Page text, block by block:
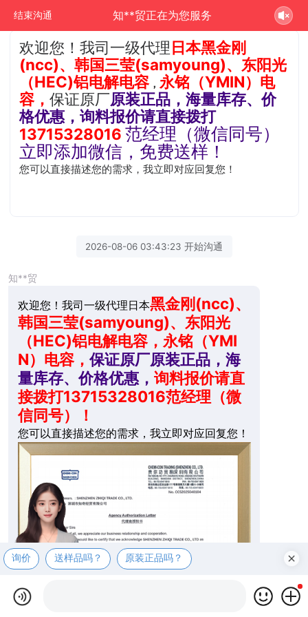
结束沟通 知**贸正在为您服务
欢迎您！我司一级代理日本黑金刚
(ncc)、韩国三莹(samyoung)、 东阳光
（HEC)铝电解电容，永铭（YMIN）电
容，保证原厂原装正品，海量库存、价
格优惠，询料报价请直接拨打
13715328016范经理（微信同号）
立即添加微信，免费送样！
您可以直接描述您的需求，我立即对应回复您！
2026-08-06 03:43:23 开始沟通
知**贸
欢迎您！我司一级代理日本黑金刚(ncc)、
韩国三莹(samyoung)、东阳光
（HEC)铝电解电容，永铭（YMI
N）电容， 保证原厂原装正品，海
量库存、价格优惠， 询料报价请直
接拨打13715328016范经理（微
信同号）！
您可以直接描述您的需求，我立即对应回复您！
询价 送样品吗？ 原装正品吗？